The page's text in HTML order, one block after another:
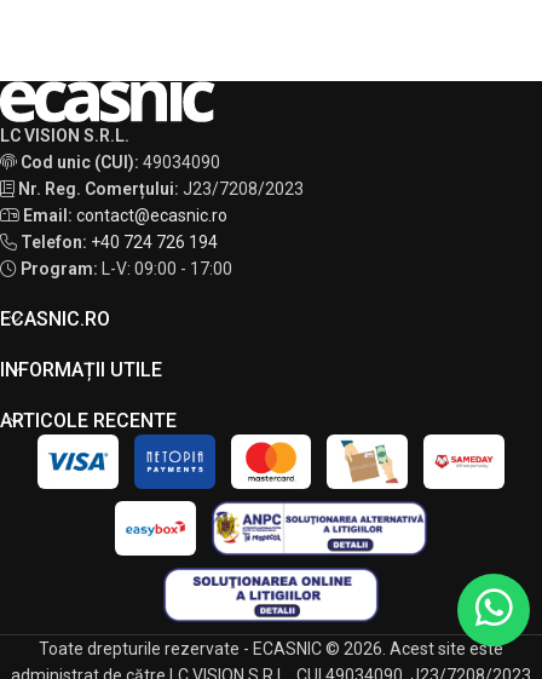
LC VISION S.R.L.
Cod unic (CUI): 49034090
Nr. Reg. Comerțului: J23/7208/2023
Email: contact@ecasnic.ro
Telefon: +40 724 726 194
Program:
L-V: 09:00 - 17:00
ECASNIC.RO
INFORMAȚII UTILE
ARTICOLE RECENTE
Toate drepturile rezervate - ECASNIC © 2026. Acest site este